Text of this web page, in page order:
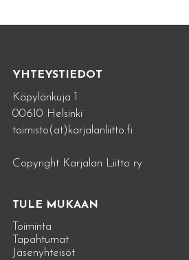
YHTEYSTIEDOT
Käpylänkuja 1
00610 Helsinki
toimisto(at)karjalanliitto.fi
Copyright Karjalan Liitto ry
TULE MUKAAN
Toiminta
Tapahtumat
Jäsenyhteisöt